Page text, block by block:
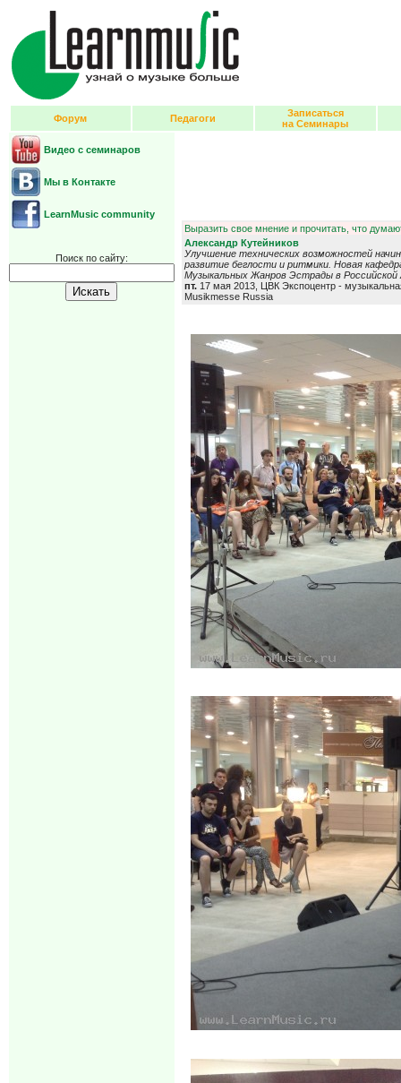
Форум Педагоги
Записаться
на Семинары
Видео с семинаров
Мы в Контакте
LearnMusic community
Поиск по сайту:
Выразить свое мнение и прочитать, что
Александр Кутейников
Улучшение технических возможностей
развитие беглости и ритмики. Новая
Музыкальных Жанров Эстрады в Российской
пт.17 мая 2013, ЦВК Экспоцентр -
Musikmesse Russia